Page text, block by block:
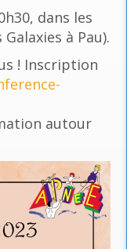
dans les
à Pau).
! Inscription
autour